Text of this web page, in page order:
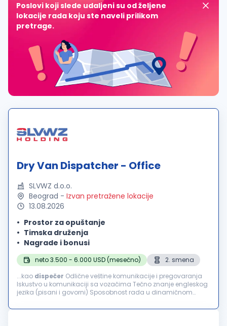
Poslovi koji slede udaljeni su od željene
lokacije rada koju ste naveli prilikom
pretrage.
Dry Van Dispatcher - Office
SLVWZ d.o.o.
Beograd - Izvan pretražene lokacije
13.08.2026
Prostor za opuštanje
Timska druženja
Nagrade i bonusi
neto 3.500 - 6.000 USD (mesečno)
2. smena
...kao dispečer Odlične veštine komunikacije i pregovaranja
Iskustvo u komunikaciji sa vozačima Tečno znanje engleskog
jezika (pisani i govorni) Sposobnost rada u dinamičnom
dolazak na vreme...